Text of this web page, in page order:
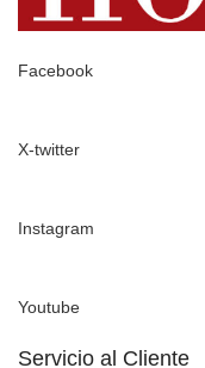
Facebook
X-twitter
Instagram
Youtube
Servicio al Cliente